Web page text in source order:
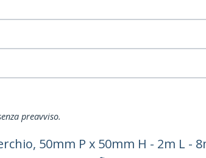
preavviso.
50mm P x 50mm H - 2m L -